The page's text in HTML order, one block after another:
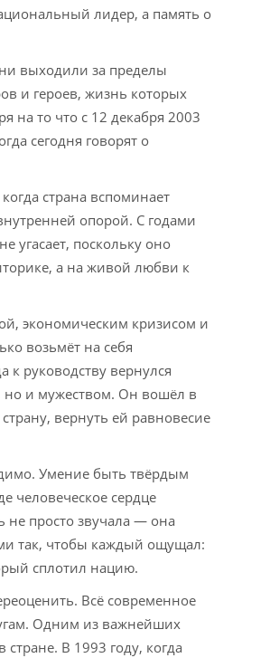
лидер, а память о
выходили за пределы
и героев, жизнь которых
на то что с 12 декабря 2003
сегодня говорят о
страна вспоминает
опорой. С годами
угасает, поскольку оно
а на живой любви к
экономическим кризисом и
возьмёт на себя
к руководству вернулся
но и мужеством. Он вошёл в
вернуть ей равновесие
Умение быть твёрдым
человеческое сердце
не просто звучала — она
так, чтобы каждый ощущал:
сплотил нацию.
Всё современное
Одним из важнейших
В 1993 году, когда